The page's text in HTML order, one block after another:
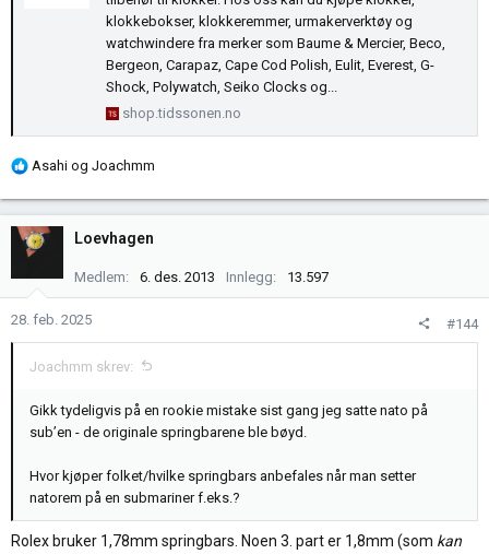
klokkebokser, klokkeremmer, urmakerverktøy og
watchwindere fra merker som Baume & Mercier, Beco,
Bergeon, Carapaz, Cape Cod Polish, Eulit, Everest, G-
Shock, Polywatch, Seiko Clocks og...
shop.tidssonen.no
R
k
s
n
e
Asahi og Joachmm
Loevhagen
Medlem 6. des. 2013 Innlegg 13.597
28. feb. 2025 #144
Joachmm skrev:
Gikk tydeligvis på en rookie mistake sist gang jeg satte nato på
sub’en - de originale springbarene ble bøyd.
Hvor kjøper folket/hvilke springbars anbefales når man setter
natorem på en submariner f.eks.?
Rolex bruker 1,78mm springbars. Noen 3. part er 1,8mm (som kan